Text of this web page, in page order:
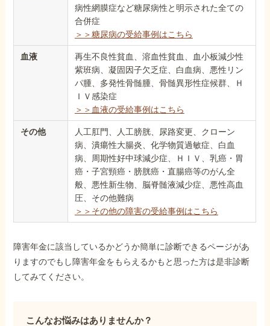
病性網膜症など糖尿病性と明示された全ての
合併症
＞＞糖尿病の受給事例はこちら
血液
再生不良性貧血、溶血性貧血、血小板減少性
紫班病、凝固因子欠乏症、白血病、悪性リン
パ腫、多発性骨髄腫、骨髄異形性症候群、Ｈ
ＩＶ感染症
＞＞血液の受給事例はこちら
その他
人工肛門、人工膀胱、尿路変更、クローン
病、潰瘍性大腸炎、化学物質過敏症、白血
病、周期性好中球減少症、ＨＩＶ、乳癌・胃
癌・子宮頸癌・膀胱癌・直腸癌等のがん全
般、悪性新生物、脳脊髄液減少症、悪性高血
圧、その他難病
＞＞その他の障害の受給事例はこちら
障害年金に該当しているかどうか簡単に診断できるページがあ
りますのでもし障害年金をもらえるかもと思った方は是非診断
してみてください。
こんなお悩みはありませんか？